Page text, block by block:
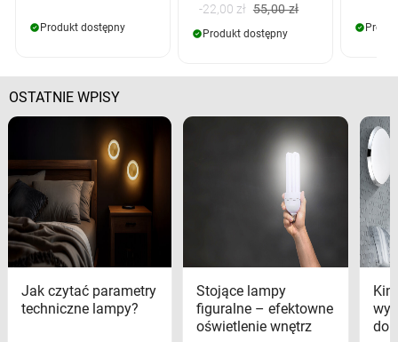
Produkt dostępny
-22,00 zł 55,00 zł
Produkt dostępny
OSTATNIE WPISY
Jak czytać parametry
techniczne lampy?
Stojące lampy
figuralne – efektowne
oświetlenie wnętrz